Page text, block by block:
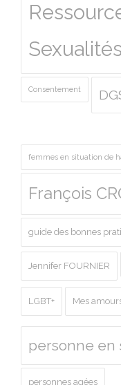
Consentement
femmes en situation de
François
guide des bonnes
Jennifer FOURNIER
LGBT+ Mes
personne en
personnes agées